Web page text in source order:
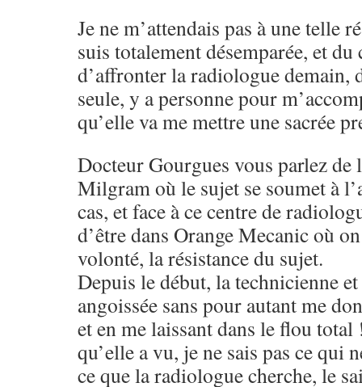
Je ne m’attendais pas à une telle
suis totalement désemparée, et du
d’affronter la radiologue demain,
seule, y a personne pour
qu’elle va me mettre une sacrée
Docteur Gourgues vous parlez de
Milgram où le sujet se soumet à
cas, et face à ce centre de
d’être dans Orange Mecanic où
volonté, la résistance du sujet.
Depuis le début, la technicienne
angoissée sans pour autant me
et en me laissant dans le flou total
qu’elle a vu, je ne sais pas ce qui
ce que la radiologue cherche, le